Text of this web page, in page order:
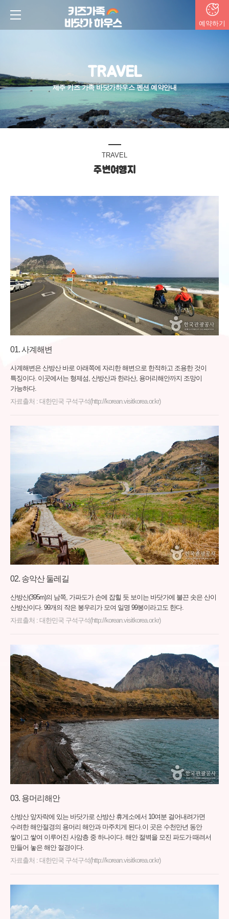
예약하기
TRAVEL
제주 키즈 가족 바닷가하우스 펜션 예약안내
TRAVEL
주변여행지
사계해변
사계해변은 산방산 바로 아래쪽에 자리한 해변으로 한적하고 조용한 것이
특징이다. 이곳에서는 형제섬, 산방산과 한라산, 용머리해안까지 조망이
가능하다.
자료출처 : 대한민국 구석구석(http://korean.visitkorea.or.kr)
송악산 둘레길
산방산(395m)의 남쪽, 가파도가 손에 잡힐 듯 보이는 바닷가에 불끈 솟은 산이
산방산이다. 99개의 작은 봉우리가 모여 일명 99봉이라고도 한다.
자료출처 : 대한민국 구석구석(http://korean.visitkorea.or.kr)
용머리해안
산방산 앞자락에 있는 바닷가로 산방산 휴게소에서 10여분 걸어내려가면
수려한 해안절경의 용머리 해안과 마주치게 된다.이 곳은 수천만년 동안
쌓이고 쌓여 이루어진 사암층 중 하나이다. 해안 절벽을 모진 파도가 때려서
만들어 놓은 해안 절경이다.
자료출처 : 대한민국 구석구석(http://korean.visitkorea.or.kr)